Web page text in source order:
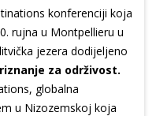
konferenciji koja
rujna u Montpellieru u
jezera dodijeljeno
za održivost.
globalna
u Nizozemskoj koja